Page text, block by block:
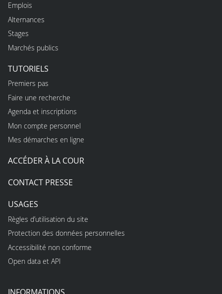
Emplois
Alternances
Stages
Marchés publics
TUTORIELS
Premiers pas
Faire une recherche
Agenda et inscriptions
Mon compte personnel
Mes démarches en ligne
ACCÉDER À LA COUR
CONTACT PRESSE
USAGES
Règles d’utilisation du site
Protection des données personnelles
Accessibilité non conforme
Open data et API